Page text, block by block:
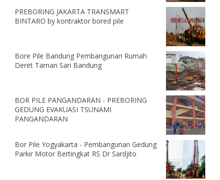
PREBORING JAKARTA TRANSMART
BINTARO by kontraktor bored pile
Bore Pile Bandung Pembangunan Rumah
Deret Taman Sari Bandung
BOR PILE PANGANDARAN - PREBORING
GEDUNG EVAKUASI TSUNAMI
PANGANDARAN
Bor Pile Yogyakarta - Pembangunan Gedung
Parkir Motor Bertingkat RS Dr Sardjito